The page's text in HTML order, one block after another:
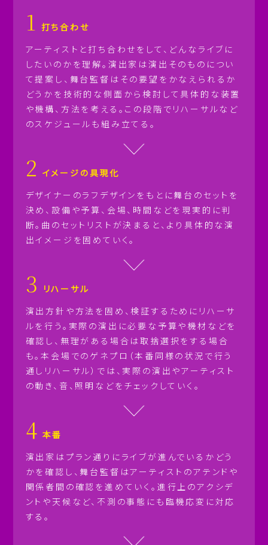
1
打ち合わせ
アーティストと打ち合わせをして、どんなライブに
したいのかを理解。演出家は演出そのものについ
て提案し、舞台監督はその要望をかなえられるか
どうかを技術的な側面から検討して具体的な装置
や機構、方法を考える。この段階でリハーサルなど
のスケジュールも組み立てる。
2 イメージの具現化
デザイナーのラフデザインをもとに舞台のセットを
決め、設備や予算、会場、時間などを現実的に判
断。曲のセットリストが決まると、より具体的な演
出イメージを固めていく。
3
リハーサル
演出方針や方法を固め、検証するためにリハーサ
ルを行う。実際の演出に必要な予算や機材などを
確認し、無理がある場合は取捨選択をする場合
も。本会場でのゲネプロ（本番同様の状況で行う
通しリハーサル）では、実際の演出やアーティスト
の動き、音、照明などをチェックしていく。
4 本番
演出家はプラン通りにライブが進んでいるかどう
かを確認し、舞台監督はアーティストのアテンドや
関係者間の確認を進めていく。進行上のアクシデ
ントや天候など、不測の事態にも臨機応変に対応
する。